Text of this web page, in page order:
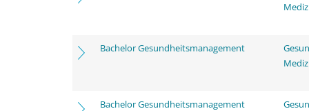
Bachelor Gesundheitsmanagement
Bachelor Gesundheitsmanagement